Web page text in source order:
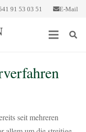
91 53 03 51 E-Mail
seit mehreren